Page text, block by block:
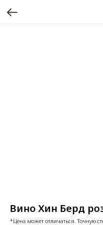
Вино Хин Берд
*Цена может отличаться. Точную